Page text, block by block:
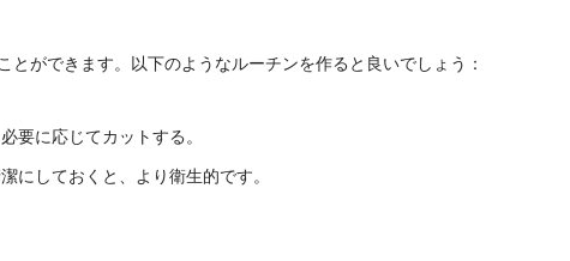
ができます。以下のようなルーチンを作ると良いでしょう：
要に応じてカットする。
にしておくと、より衛生的です。